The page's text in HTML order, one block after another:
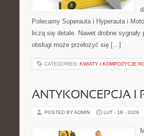
Polecamy Superauta i Hyperauta i
liczą się detale. Nawet drobne
obsługi może przełożyć się […]
CATEGORIES: KWIATY I KOMPOZYCJE
ANTYKONCEPCJA I
POSTED BY ADMIN LUT - 18 - 2026